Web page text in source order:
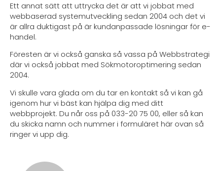
Ett annat sätt att uttrycka det är att vi jobbat med
webbaserad systemutveckling sedan 2004 och det vi
är allra duktigast på är kundanpassade lösningar för e-
handel.
Föresten är vi också ganska så vassa på Webbstrategi
där vi också jobbat med Sökmotoroptimering sedan
2004.
Vi skulle vara glada om du tar en kontakt så vi kan gå
igenom hur vi bäst kan hjälpa dig med ditt
webbprojekt. Du når oss på 033-20 75 00, eller så kan
du skicka namn och nummer i formuläret här ovan så
ringer vi upp dig.